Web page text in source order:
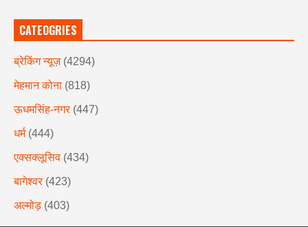
CATEOGRIES
ब्रेकिंग न्यूज़ (4294)
मेहमान कोना (818)
ऊधमसिंह-नगर (447)
धर्म (444)
एक्सक्लूसिव (434)
बागेश्वर (423)
अल्मोड़ (403)